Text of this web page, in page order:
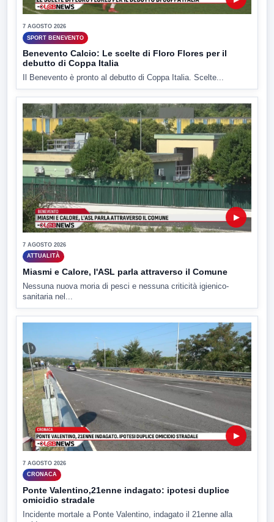
7 AGOSTO 2026
SPORT BENEVENTO
Benevento Calcio: Le scelte di Floro Flores per il
debutto di Coppa Italia
Il Benevento è pronto al debutto di Coppa Italia. Scelte...
▶
7 AGOSTO 2026
ATTUALITÀ
Miasmi e Calore, l'ASL parla attraverso il Comune
Nessuna nuova moria di pesci e nessuna criticità igienico-
sanitaria nel...
▶
7 AGOSTO 2026
CRONACA
Ponte Valentino,21enne indagato: ipotesi duplice
omicidio stradale
Incidente mortale a Ponte Valentino, indagato il 21enne alla